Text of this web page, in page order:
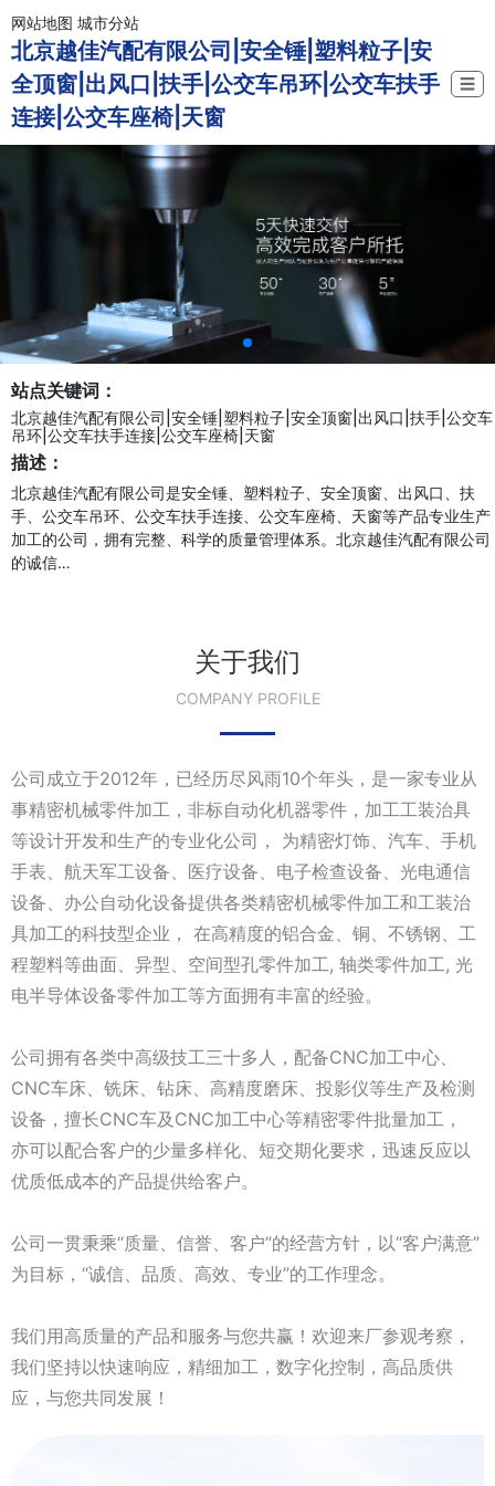
网站地图 城市分站
北京越佳汽配有限公司|安全锤|塑料粒子|安
全顶窗|出风口|扶手|公交车吊环|公交车扶手
连接|公交车座椅|天窗
☰
站点关键词：
北京越佳汽配有限公司|安全锤|塑料粒子|安全顶窗|出风口|扶手|公交车
吊环|公交车扶手连接|公交车座椅|天窗
描述：
北京越佳汽配有限公司是安全锤、塑料粒子、安全顶窗、出风口、扶
手、公交车吊环、公交车扶手连接、公交车座椅、天窗等产品专业生产
加工的公司，拥有完整、科学的质量管理体系。北京越佳汽配有限公司
的诚信…
关于我们
COMPANY PROFILE
公司成立于2012年，已经历尽风雨10个年头，是一家专业从
事精密机械零件加工，非标自动化机器零件，加工工装治具
等设计开发和生产的专业化公司， 为精密灯饰、汽车、手机
手表、航天军工设备、医疗设备、电子检查设备、光电通信
设备、办公自动化设备提供各类精密机械零件加工和工装治
具加工的科技型企业， 在高精度的铝合金、铜、不锈钢、工
程塑料等曲面、异型、空间型孔零件加工, 轴类零件加工, 光
电半导体设备零件加工等方面拥有丰富的经验。
公司拥有各类中高级技工三十多人，配备CNC加工中心、
CNC车床、铣床、钻床、高精度磨床、投影仪等生产及检测
设备，擅长CNC车及CNC加工中心等精密零件批量加工，
亦可以配合客户的少量多样化、短交期化要求，迅速反应以
优质低成本的产品提供给客户。
公司一贯秉乘“质量、信誉、客户”的经营方针，以“客户满意”
为目标，“诚信、品质、高效、专业”的工作理念。
我们用高质量的产品和服务与您共赢！欢迎来厂参观考察，
我们坚持以快速响应，精细加工，数字化控制，高品质供
应，与您共同发展！